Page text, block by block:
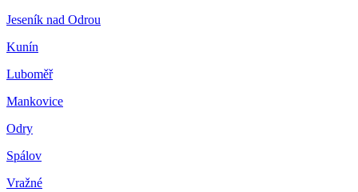
Jeseník nad Odrou
Kunín
Luboměř
Mankovice
Odry
Spálov
Vražné